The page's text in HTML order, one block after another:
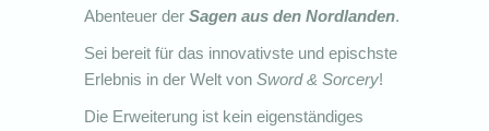
Abenteuer derSagen aus den Nordlanden.
Sei bereit für das innovativste und epischste
Erlebnis in der Welt vonSword & Sorcery!
Die Erweiterung ist kein eigenständiges